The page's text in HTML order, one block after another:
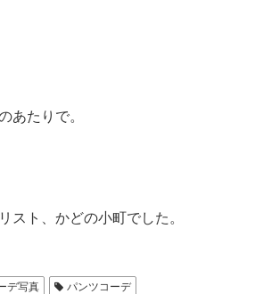
あたりで。
スト、かどの小町でした。
デ写真
パンツコーデ